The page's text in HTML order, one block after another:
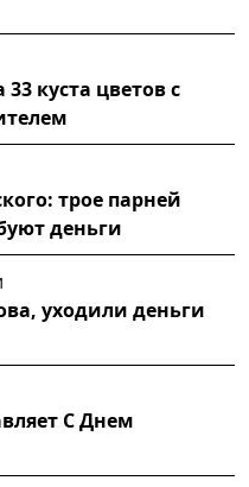
куста цветов с
трое парней
деньги
уходили деньги
С Днем